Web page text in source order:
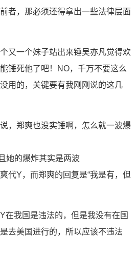
者，那必须还得拿出一些法律层面
又一个妹子站出来锤吴亦凡觉得欢
锤死他了吧！NO，千万不要这么
用的，关键要有我刚刚说的这几
，郑爽也没实锤啊，怎么就一波爆
她的爆炸其实是两波
代Y，而郑爽的回复是“我是有，但
在我国是违法的，但是我没有在国
去美国进行的，所以应该不违法